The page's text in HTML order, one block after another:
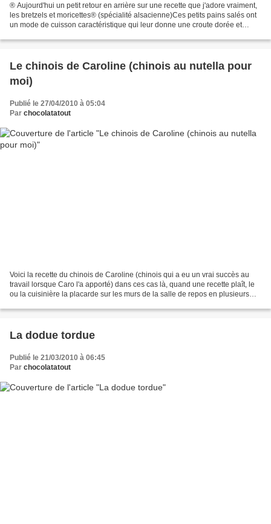
® Aujourd'hui un petit retour en arrière sur une recette que j'adore vraiment,
les bretzels et moricettes® (spécialité alsacienne)Ces petits pains salés ont
un mode de cuisson caractéristique qui leur donne une croute dorée et
Le chinois de Caroline (chinois au nutella pour
moi)
Publié le 27/04/2010 à 05:04
Par chocolatatout
Voici la recette du chinois de Caroline (chinois qui a eu un vrai succès au
travail lorsque Caro l'a apporté) dans ces cas là, quand une recette plaît, le
ou la cuisinière la placarde sur les murs de la salle de repos en plusieurs
La dodue tordue
Publié le 21/03/2010 à 06:45
Par chocolatatout